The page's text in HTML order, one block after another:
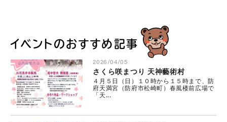
イベントのおすすめ記事
2026/04/05
さくら咲まつり 天神藝術村
４月５日（日）１０時から１５時まで、防
府天満宮（防府市松崎町）春風楼前広場で
「天...